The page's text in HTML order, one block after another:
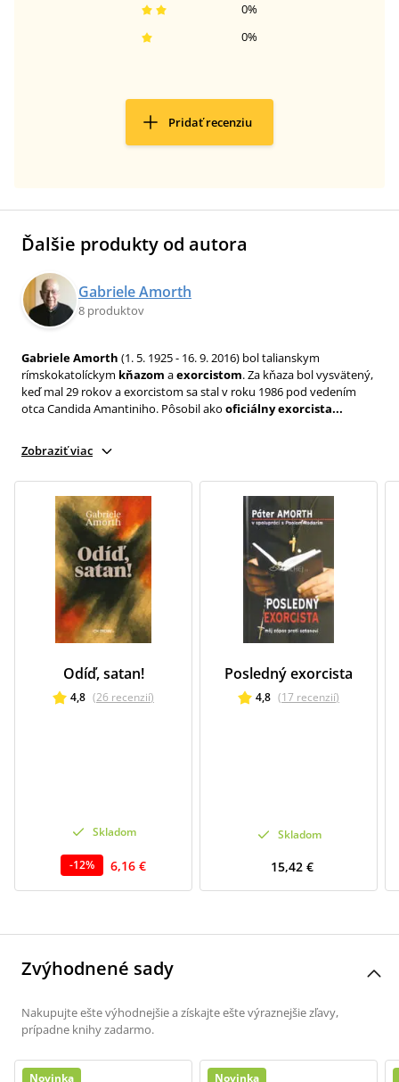
0%
0%
Pridať recenziu
Ďalšie produkty od autora
Gabriele Amorth
8 produktov
Gabriele Amorth (1. 5. 1925 - 16. 9. 2016) bol talianskym
rímskokatolíckym kňazom aexorcistom. Za kňaza bol vysvätený,
keď mal 29 rokov a exorcistom sa stal v roku 1986 pod vedením
otca Candida Amantiniho. Pôsobil ako oficiálny exorcista...
Zobraziť viac
Odíď, satan!
4,8 (26 recenzií)
Skladom
-12% 6,16 €
Posledný exorcista
4,8 (17 recenzií)
Skladom
15,42 €
Zvýhodnené sady
Nakupujte ešte výhodnejšie a získajte ešte výraznejšie zľavy,
prípadne knihy zadarmo.
Novinka Novinka